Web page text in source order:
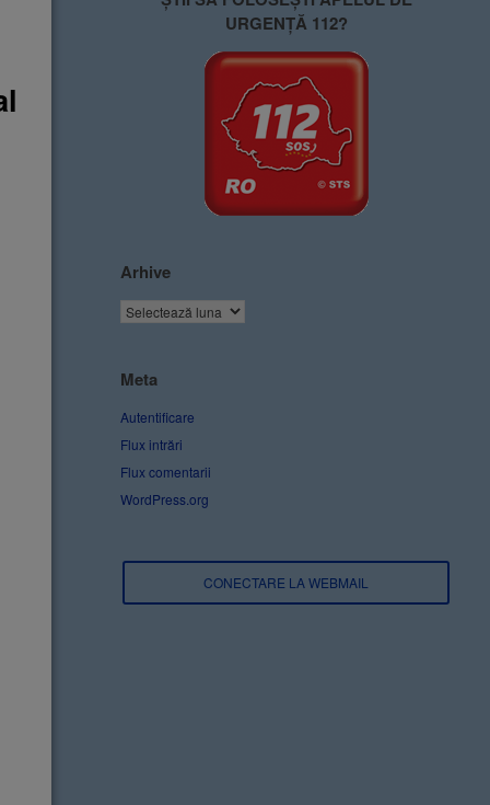
URGENȚĂ 112?
Arhive
Meta
Autentificare
Flux intrări
Flux comentarii
WordPress.org
CONECTARE LA WEBMAIL